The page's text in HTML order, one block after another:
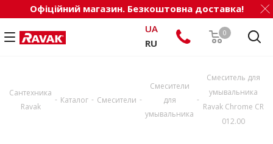
Офіційний магазин. Безкоштовна доставка!
0
UA
RU
Сантехника
Ravak
- Каталог - Смесители -
Смесители
для
умывальника
-
Смеситель для
умывальника
Ravak Chrome CR
012.00